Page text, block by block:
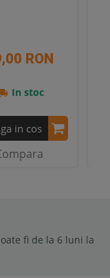
RON
In stoc
in cos
fi de la 6 luni la